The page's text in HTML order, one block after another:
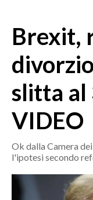
MEDIO CAMPIDANO
ORISTANO E
SASSARI E PROVINCIA
GALLURA
NUORO E PROVINCIA
OGLIASTRA
Brexit,
slitta al
VIDEO
Ok dalla Camera
l'ipotesi secondo